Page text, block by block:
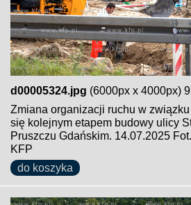
d00005324.jpg (6000px x 4000px)
Zmiana organizacji ruchu w
się kolejnym etapem budowy ulicy
Pruszczu Gdańskim. 14.07.2025
KFP
do koszyka